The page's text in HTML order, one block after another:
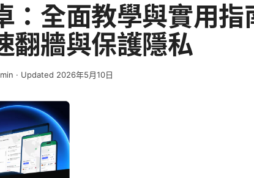
：全面教學與實用指
翻牆與保護隱私
min · Updated 2026年5月10日